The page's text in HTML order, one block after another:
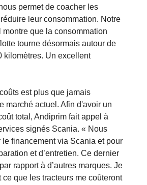
permet de coacher les
leur consommation. Notre
montre que la consommation
tourne désormais autour de
kilomètres. Un excellent
est plus que jamais
marché actuel. Afin d'avoir un
total, Andiprim fait appel à
signés Scania. « Nous
le financement via Scania et pour
et d’entretien. Ce dernier
rapport à d’autres marques. Je
ce que les tracteurs me coûteront